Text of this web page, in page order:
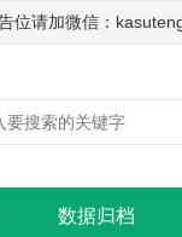
请加微信：
数据归档